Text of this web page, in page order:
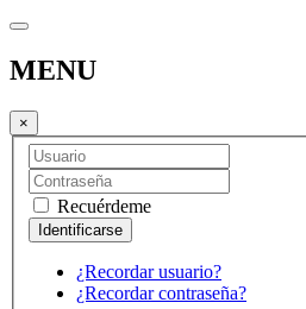
MENU
×
Recuérdeme
¿Recordar usuario?
¿Recordar contraseña?